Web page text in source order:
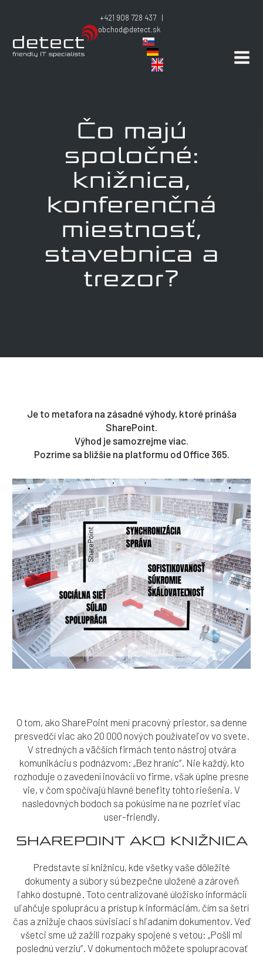
+421 908 728 437 |
obchod@detect.sk
Čo majú
spoločné:
knižnica,
konferenčná
miestnosť,
stavebnica a
trezor?
Je to metafora na zásadné výhody, ktoré prináša
SharePoint.
Výhod je samozrejme viac.
Pozrime sa bližšie na platformu od Office 365.
O tom, ako SharePoint mení pracovný priestor, sa denne
presvedčí viac ako 20 000 nových používateľov vo svete.
V stredných a väčších firmách tento nástroj otvára
komunikáciu s podnázvom: „Bez hraníc“. Nie každý, kto
rozhoduje o zavedení inovácií vo firme, však úplne presne
vie, v čom spočívajú hlavné benefity tohto riešenia. V
nasledovných bodoch sa pokúsime na ne pozrieť viac
user-friendly.
SHAREPOINT AKO KNIŽNICA
Predstavte si knižnicu, kde všetky vaše dôležité
dokumenty a súbory sú bezpečne uložené a zároveň
ľahko dostupné. Toto centralizované úložisko informácií
uľahčuje spoluprácu a prístup k informáciám, čím sa šetrí
čas a znižuje chaos súvisiaci s hľadaním dokumentov. Veď
všetci sme už zažili rozpaky spojené s vetou: „Pošli mi
poslednú verziu“. V dokumentoch môžete spolupracovať